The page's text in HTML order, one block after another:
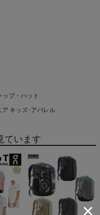
ップ・ハット
ア キッズ･アパレル
ています